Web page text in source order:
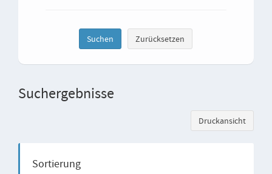
Suchergebnisse
Sortierung